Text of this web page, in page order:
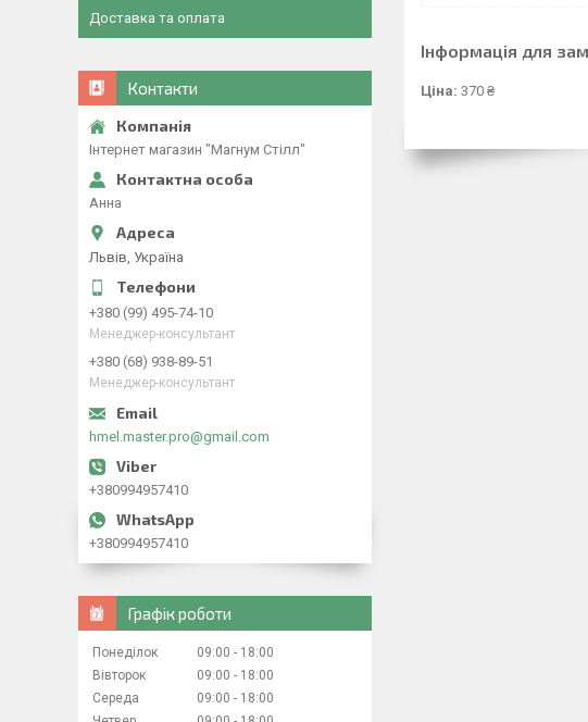
Інформація для
Ціна: 370 ₴
Доставка та оплата
Контакти
Інтернет магазин "Магнум Стілл"
Анна
Львів, Україна
+380 (99) 495-74-10
Менеджер-консультант
+380 (68) 938-89-51
Менеджер-консультант
hmel.master.pro@gmail.com
+380994957410
+380994957410
Графік роботи
Понеділок 09:00
18:00
Вівторок
09:00
18:00
Середа
09:00
18:00